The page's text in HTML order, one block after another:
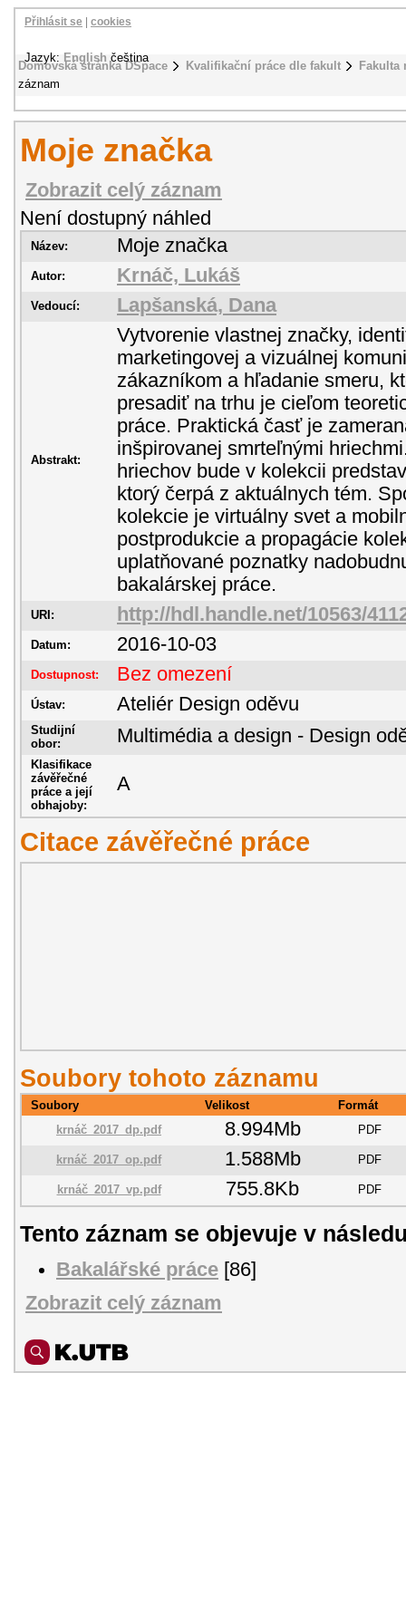
Domovská stránka DSpace Kvalifikační práce dle fakult
záznam
Přihlásit se cookies
Jazyk: English čeština
Moje značka
Zobrazit celý záznam
Není dostupný náhled
Název: Moje značka
Autor: Krnáč, Lukáš
Vedoucí: Lapšanská, Dana
Abstrakt:
Vytvorenie vlastnej značky,
marketingovej a vizuálnej
zákazníkom a hľadanie smeru,
presadiť na trhu je cieľom
práce. Praktická časť je
inšpirovanej smrteľnými
hriechov bude v kolekcii
ktorý čerpá z aktuálnych tém.
kolekcie je virtuálny svet a
postprodukcie a propagácie
uplatňované poznatky
bakalárskej práce.
URI: http://hdl.handle.net/10563/
Datum: 2016-10-03
Dostupnost: Bez omezení
Ústav: Ateliér Design oděvu
Studijní
obor:
Multimédia a design - Design
Klasifikace
závěřečné
práce a její
obhajoby:
A
Citace závěřečné práce
Soubory tohoto záznamu
Soubory Velikost
Formát
krnáč_2017_dp.pdf
8.994Mb PDF
krnáč_2017_op.pdf 1.588Mb PDF
krnáč_2017_vp.pdf 755.8Kb PDF
Tento záznam se objevuje v
Bakalářské práce [86]
Zobrazit celý záznam